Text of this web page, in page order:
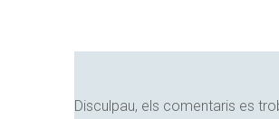
Disculpau, els comentaris es